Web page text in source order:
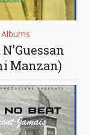
Albums
Manzan)